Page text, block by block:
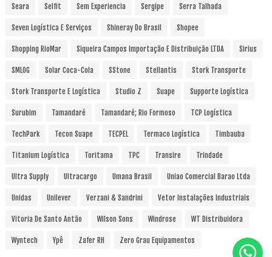
Seara Selfit Sem Experiencia Sergipe Serra Talhada
Seven Logística E Serviços Shineray Do Brasil Shopee
Shopping RioMar Siqueira Campos Importação E Distribuição LTDA Sirius
SMLOG Solar Coca-Cola SStone Stellantis Stork Transporte
Stork Transporte E Logística Studio Z Suape Supporte Logística
Surubim Tamandaré Tamandaré; Rio Formoso TCP Logística
TechPark Tecon Suape TECPEL Termaco Logística Timbauba
Titanium Logística Toritama TPC Transire Trindade
Ultra Supply Ultracargo Umana Brasil Uniao Comercial Barao Ltda
Unidas Unilever Verzani & Sandrini Vetor Instalações Industriais
Vitoria De Santo Antão Wilson Sons Windrose WT Distribuidora
Wyntech Ypê Zafer RH Zero Grau Equipamentos